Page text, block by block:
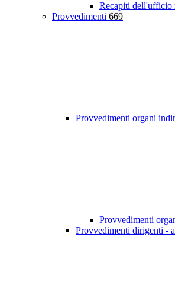
Recapiti dell'ufficio
Provvedimenti 669
Provvedimenti organi
Provvedimenti
Provvedimenti dirigenti -